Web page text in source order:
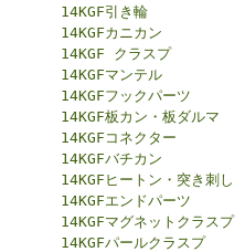
14KGF引き輪
14KGFカニカン
14KGF クラスプ
14KGFマンテル
14KGFフックパーツ
14KGF板カン・板ダルマ
14KGFコネクター
14KGFバチカン
14KGFヒートン・突き刺し
14KGFエンドパーツ
14KGFマグネットクラスプ
14KGFパールクラスプ